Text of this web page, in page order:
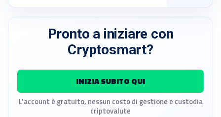
Pronto a iniziare con
Cryptosmart?
INIZIA SUBITO QUI
L'account è gratuito, nessun costo di gestione e custodia
criptovalute